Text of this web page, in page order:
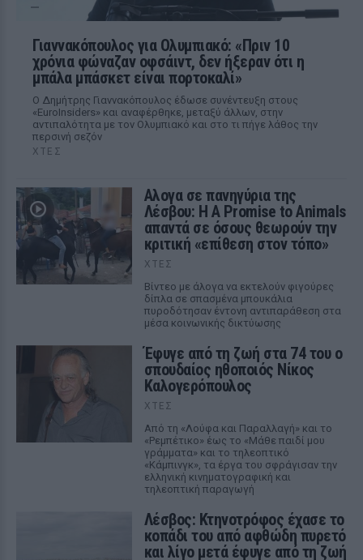
Γιαννακόπουλος για Ολυμπιακό: «Πριν 10
χρόνια φώναζαν οφσάιντ, δεν ήξεραν ότι η
μπάλα μπάσκετ είναι πορτοκαλί»
Ο Δημήτρης Γιαννακόπουλος έδωσε συνέντευξη στους
«EuroInsiders» και αναφέρθηκε, μεταξύ άλλων, στην
αντιπαλότητα με τον Ολυμπιακό και στο τι πήγε λάθος την
περσινή σεζόν
ΧΤΕΣ
Αλογα σε πανηγύρια της
Λέσβου: Η A Promise to Animals
απαντά σε όσους θεωρούν την
κριτική «επίθεση στον τόπο»
ΧΤΕΣ
Βίντεο με άλογα να εκτελούν φιγούρες
δίπλα σε σπασμένα μπουκάλια
πυροδότησαν έντονη αντιπαράθεση στα
μέσα κοινωνικής δικτύωσης
Έφυγε από τη ζωή στα 74 του ο
σπουδαίος ηθοποιός Νίκος
Καλογερόπουλος
ΧΤΕΣ
Από τη «Λούφα και Παραλλαγή» και το
«Ρεμπέτικο» έως το «Μάθε παιδί μου
γράμματα» και το τηλεοπτικό
«Κάμπινγκ», τα έργα του σφράγισαν την
ελληνική κινηματογραφική και
τηλεοπτική παραγωγή
Λέσβος: Κτηνοτρόφος έχασε το
κοπάδι του από αφθώδη πυρετό
και λίγο μετά έφυγε από τη ζωή